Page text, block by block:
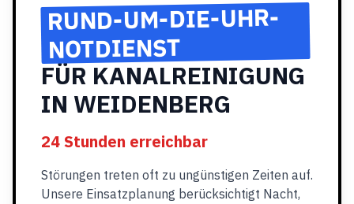
RUND-UM-DIE-UHR-
NOTDIENST
FÜR KANALREINIGUNG
IN WEIDENBERG
24 Stunden erreichbar
Störungen treten oft zu ungünstigen Zeiten auf.
Unsere Einsatzplanung berücksichtigt Nacht,